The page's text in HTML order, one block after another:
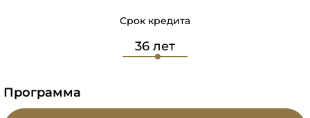
Срок кредита
Программа